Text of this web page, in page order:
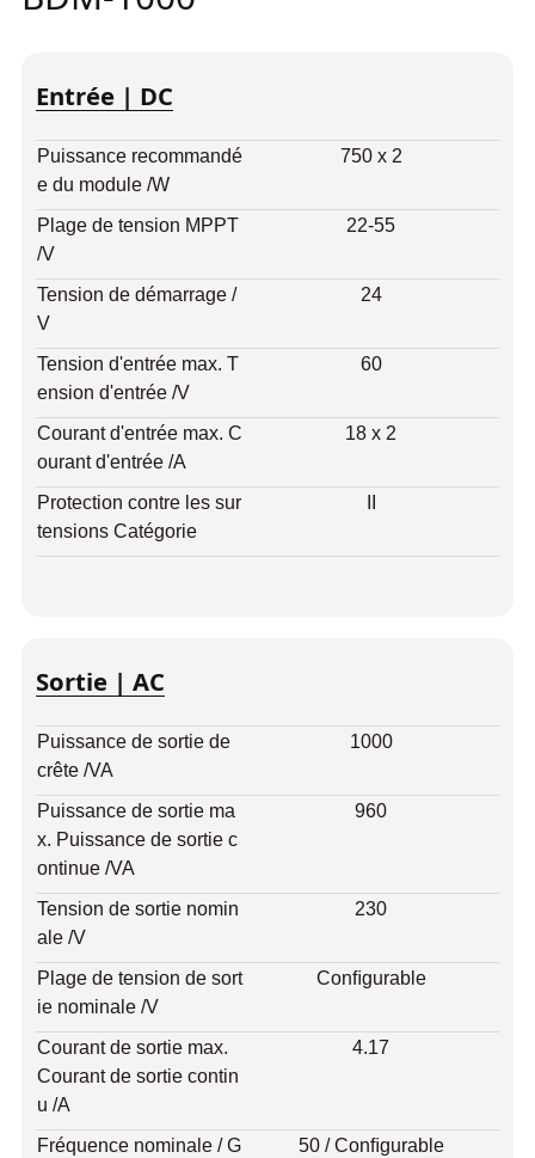
Entrée | DC
Puissance recommandé
e du module /W
750 x 2
Plage de tension MPPT
/V
22-55
Tension de démarrage /
V
24
Tension d'entrée max. T
ension d'entrée /V
60
Courant d'entrée max. C
ourant d'entrée /A
18 x 2
Protection contre les sur
tensions Catégorie
Sortie | AC
Puissance de sortie de
crête /VA
1000
Puissance de sortie ma
x. Puissance de sortie c
ontinue /VA
960
Tension de sortie nomin
ale /V
230
Plage de tension de sort
ie nominale /V
Conﬁgurable
Courant de sortie max.
Courant de sortie contin
u /A
4.17
Fréquence nominale / G
50 / Conﬁgurable